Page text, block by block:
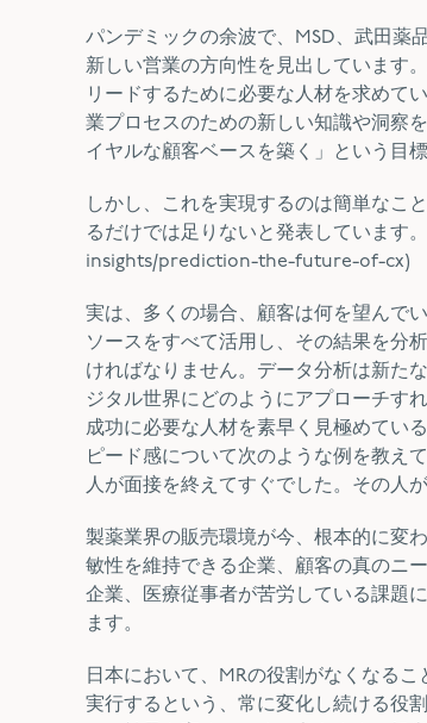
パンデミックの余波で、MSD、武田薬
新しい営業の方向性を見出しています
リードするために必要な人材を求めて
業プロセスのための新しい知識や洞察
イヤルな顧客ベースを築く」という目
しかし、これを実現するのは簡単なこ
るだけでは足りないと発表していま
insights/prediction-the-future-of-cx)
実は、多くの場合、顧客は何を望んで
ソースをすべて活用し、その結果を分
ければなりません。データ分析は新た
ジタル世界にどのようにアプローチす
成功に必要な人材を素早く見極めてい
ピード感について次のような例を教え
人が面接を終えてすぐでした。その人
製薬業界の販売環境が今、根本的に変
敏性を維持できる企業、顧客の真のニ
企業、医療従事者が苦労している課題
ます。
日本において、MRの役割がなくなる
実行するという、常に変化し続ける役